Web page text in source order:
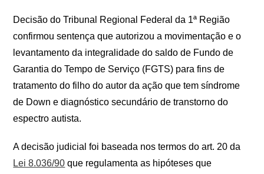
Decisão do Tribunal Regional Federal da 1ª Região
confirmou sentença que autorizou a movimentação e o
levantamento da integralidade do saldo de Fundo de
Garantia do Tempo de Serviço (FGTS) para fins de
tratamento do filho do autor da ação que tem síndrome
de Down e diagnóstico secundário de transtorno do
espectro autista.
A decisão judicial foi baseada nos termos do art. 20 da
Lei 8.036/90 que regulamenta as hipóteses que